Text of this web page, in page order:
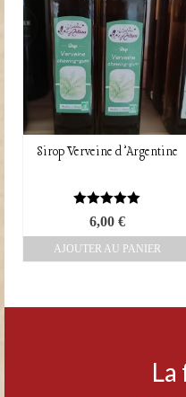
Sirop Verveine d’Argentine
Note5.00
sur 5
6,00 €
AJOUTER AU PANIER